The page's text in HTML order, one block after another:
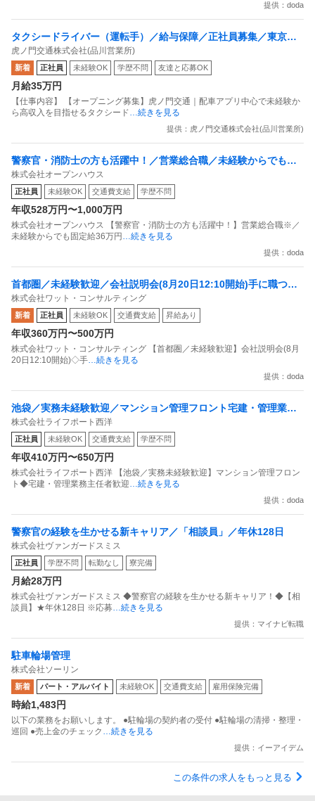
提供：doda
タクシードライバー（運転手）／給与保障／正社員募集／東京都
品川区／虎ノ門交通株式会社(品川営業所)_8531／東京都
虎ノ門交通株式会社(品川営業所)
新着 正社員 未経験OK 学歴不問 友達と応募OK
月給35万円
【仕事内容】 【オープニング募集】虎ノ門交通｜配車アプリ中心で未経験か
ら高収入を目指せるタクシード…続きを見る
提供：虎ノ門交通株式会社(品川営業所)
警察官・消防士の方も活躍中！／営業総合職／未経験からでも固
定給36万円スタート！！
株式会社オープンハウス
正社員 未経験OK 交通費支給 学歴不問
年収528万円〜1,000万円
株式会社オープンハウス 【警察官・消防士の方も活躍中！】営業総合職※／
未経験からでも固定給36万円 …続きを見る
提供：doda
首都圏／未経験歓迎／会社説明会(8月20日12:10開始)手に職つけ
て働く／研修制度／土日祝休
株式会社ワット・コンサルティング
新着 正社員 未経験OK 交通費支給 昇給あり
年収360万円〜500万円
株式会社ワット・コンサルティング 【首都圏／未経験歓迎】会社説明会(8月
20日12:10開始)◇手…続きを見る
提供：doda
池袋／実務未経験歓迎／マンション管理フロント宅建・管理業務
主任者歓迎／年休124日／ノルマなし
株式会社ライフポート西洋
正社員 未経験OK 交通費支給 学歴不問
年収410万円〜650万円
株式会社ライフポート西洋 【池袋／実務未経験歓迎】マンション管理フロン
ト◆宅建・管理業務主任者歓迎…続きを見る
提供：doda
警察官の経験を生かせる新キャリア／「相談員」／年休128日
株式会社ヴァンガードスミス
正社員 学歴不問 転勤なし 寮完備
月給28万円
株式会社ヴァンガードスミス ◆警察官の経験を生かせる新キャリア！◆【相
談員】★年休128日 ※応募…続きを見る
提供：マイナビ転職
駐車輪場管理
株式会社ソーリン
新着 パート・アルバイト 未経験OK 交通費支給 雇用保険完備
時給1,483円
以下の業務をお願いします。 ●駐輪場の契約者の受付 ●駐輪場の清掃・整理・
巡回 ●売上金のチェック …続きを見る
提供：イーアイデム
この条件の求人をもっと見る